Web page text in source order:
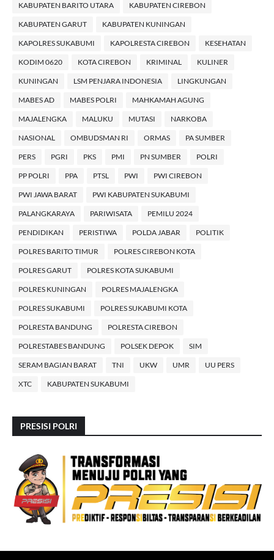
KABUPATEN BARITO UTARA KABUPATEN CIREBON
KABUPATEN GARUT KABUPATEN KUNINGAN
KAPOLRES SUKABUMI KAPOLRESTA CIREBON KESEHATAN
KODIM 0620 KOTA CIREBON KRIMINAL KULINER
KUNINGAN LSM PENJARA INDONESIA LINGKUNGAN
MABES AD MABES POLRI MAHKAMAH AGUNG
MAJALENGKA MALUKU MUTASI NARKOBA
NASIONAL OMBUDSMAN RI ORMAS PA SUMBER
PERS PGRI PKS PMI PN SUMBER POLRI
PP POLRI PPA PTSL PWI PWI CIREBON
PWI JAWA BARAT PWI KABUPATEN SUKABUMI
PALANGKARAYA PARIWISATA PEMILU 2024
PENDIDIKAN PERISTIWA POLDA JABAR POLITIK
POLRES BARITO TIMUR POLRES CIREBON KOTA
POLRES GARUT POLRES KOTA SUKABUMI
POLRES KUNINGAN POLRES MAJALENGKA
POLRES SUKABUMI POLRES SUKABUMI KOTA
POLRESTA BANDUNG POLRESTA CIREBON
POLRESTABES BANDUNG POLSEK DEPOK SIM
SERAM BAGIAN BARAT TNI UKW UMR UU PERS
XTC KABUPATEN SUKABUMI
PRESISI POLRI